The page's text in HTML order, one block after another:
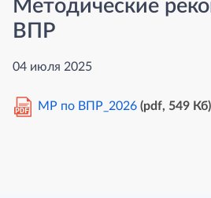
Методические
ВПР
04 июля 2025
PDF МР по ВПР_2026 (pdf, 549 Кб)